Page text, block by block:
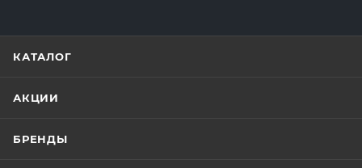
КАТАЛОГ
АКЦИИ
БРЕНДЫ